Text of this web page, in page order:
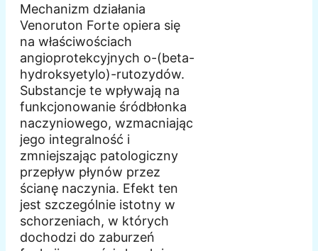
Mechanizm działania
Venoruton Forte opiera się
na właściwościach
angioprotekcyjnych o-(beta-
hydroksyetylo)-rutozydów.
Substancje te wpływają na
funkcjonowanie śródbłonka
naczyniowego, wzmacniając
jego integralność i
zmniejszając patologiczny
przepływ płynów przez
ścianę naczynia. Efekt ten
jest szczególnie istotny w
schorzeniach, w których
dochodzi do zaburzeń